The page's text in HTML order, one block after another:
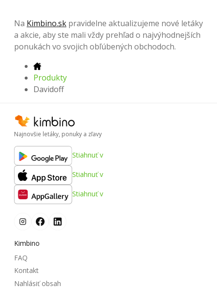
Na Kimbino.sk pravidelne aktualizujeme nové letáky
a akcie, aby ste mali vždy prehľad o najvýhodnejších
ponukách vo svojich obľúbených obchodoch.
Produkty
Davidoff
Najnovšie letáky, ponuky a zľavy
Stiahnuť v
Stiahnuť v
Stiahnuť v
Kimbino
FAQ
Kontakt
Nahlásiť obsah